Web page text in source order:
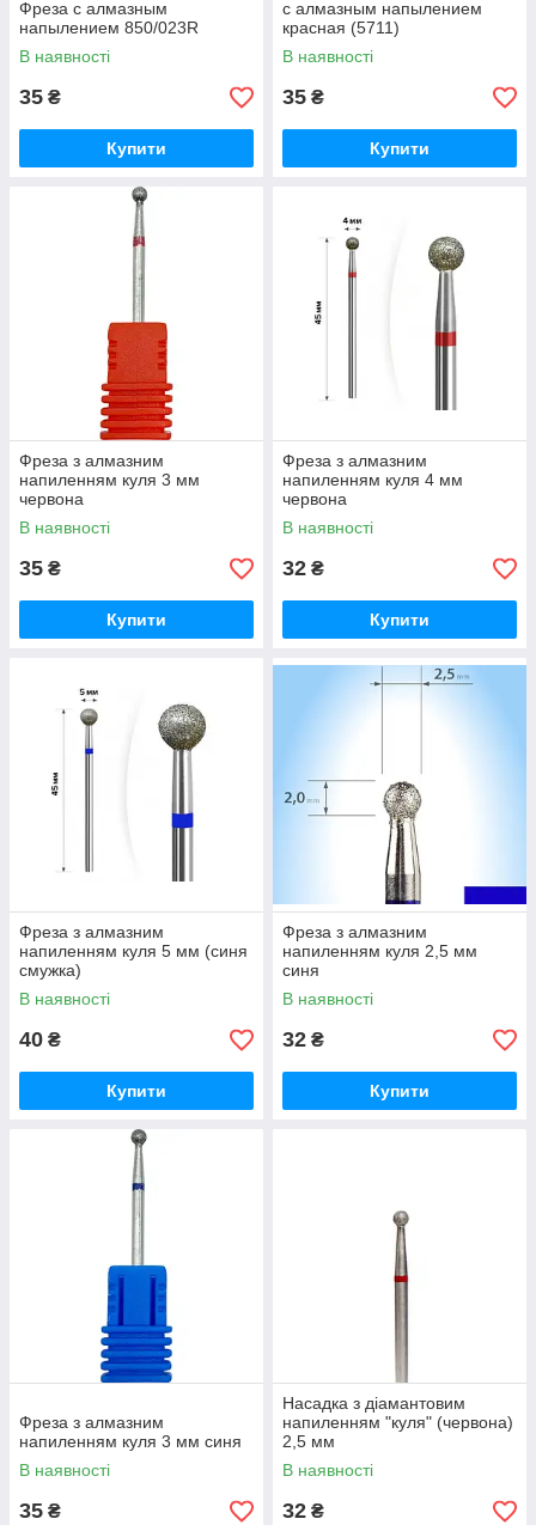
Фреза с алмазным
напылением 850/023R
В наявності
35 ₴
Купити
с алмазным напылением
красная (5711)
В наявності
35 ₴
Купити
Фреза з алмазним
напиленням куля 3 мм
червона
В наявності
35 ₴
Купити
Фреза з алмазним
напиленням куля 4 мм
червона
В наявності
32 ₴
Купити
Фреза з алмазним
напиленням куля 5 мм (синя
смужка)
В наявності
40 ₴
Купити
Фреза з алмазним
напиленням куля 2,5 мм
синя
В наявності
32 ₴
Купити
Фреза з алмазним
напиленням куля 3 мм синя
В наявності
35 ₴
Насадка з діамантовим
напиленням "куля" (червона)
2,5 мм
В наявності
32 ₴